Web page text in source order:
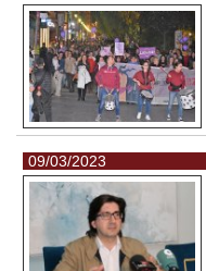
09/03/2023